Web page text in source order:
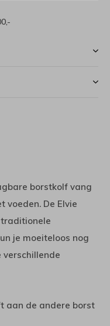
borstkolf vang
voeden. De Elvie
je moeiteloos nog
verschillende
aan de andere borst